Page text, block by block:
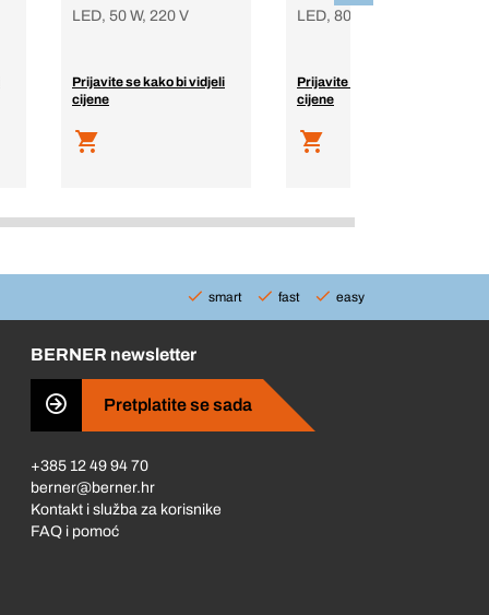
LED, 50 W, 220 V
Prijavite se kako bi vidjeli
cijene
LED, 80 W, 220 V
Prijavite se kako bi vidjeli
cijene
smart fast easy
BERNER newsletter
Pretplatite se sada
+385 12 49 94 70
berner@berner.hr
Kontakt i služba za korisnike
FAQ i pomoć